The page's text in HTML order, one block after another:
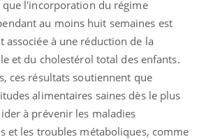
que l'incorporation du régime
au moins huit semaines est
associée à une réduction de la
et du cholestérol total des enfants.
ces résultats soutiennent que
alimentaires saines dès le plus
à prévenir les maladies
et les troubles métaboliques, comme